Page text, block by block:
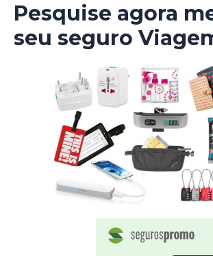
Pesquise agora
seu seguro